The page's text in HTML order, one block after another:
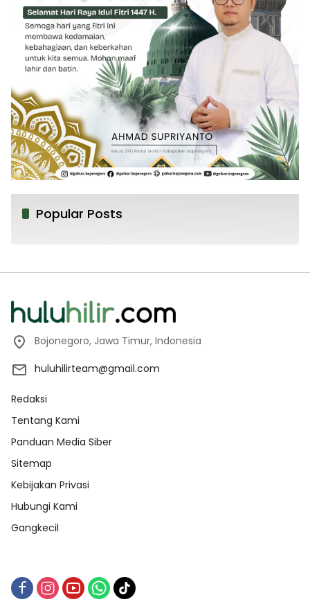
Popular Posts
Bojonegoro, Jawa Timur, Indonesia
huluhilirteam@gmail.com
Redaksi
Tentang Kami
Panduan Media Siber
Sitemap
Kebijakan Privasi
Hubungi Kami
Gangkecil